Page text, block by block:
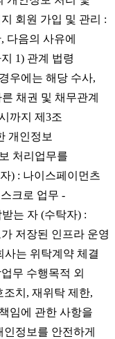
회원 가입 및 관리 :
다음의 사유에
1) 관계 법령
우에는 해당 수사,
채권 및 채무관계
까지 제3조
개인정보
처리업무를
) : 나이스페이먼츠
크로 업무 -
는 자 (수탁자) :
저장된 인프라 운영
는 위탁계약 체결
무 수행목적 외
치, 재위탁 제한,
임에 관한 사항을
정보를 안전하게